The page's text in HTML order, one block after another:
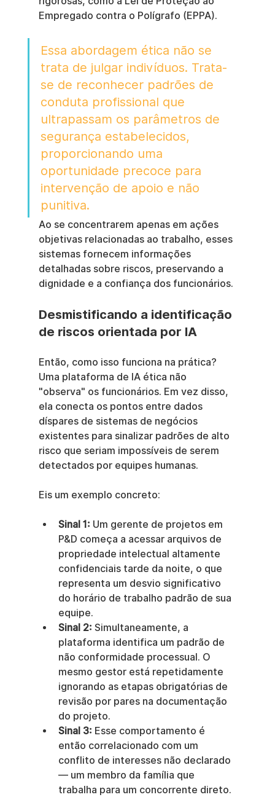
Empregado contra o Polígrafo (EPPA).
Essa abordagem ética não se
trata de julgar indivíduos. Trata-
se de reconhecer padrões de
conduta profissional que
ultrapassam os parâmetros de
segurança estabelecidos,
proporcionando uma
oportunidade precoce para
intervenção de apoio e não
punitiva.
Ao se concentrarem apenas em ações
objetivas relacionadas ao trabalho, esses
sistemas fornecem informações
detalhadas sobre riscos, preservando a
dignidade e a confiança dos funcionários.
Desmistificando a identificação
de riscos orientada por IA
Então, como isso funciona na prática?
Uma plataforma de IA ética não
"observa" os funcionários. Em vez disso,
ela conecta os pontos entre dados
díspares de sistemas de negócios
existentes para sinalizar padrões de alto
risco que seriam impossíveis de serem
detectados por equipes humanas.
Eis um exemplo concreto:
Sinal 1: Um gerente de projetos em
P&D começa a acessar arquivos de
propriedade intelectual altamente
confidenciais tarde da noite, o que
representa um desvio significativo
do horário de trabalho padrão de sua
equipe.
Sinal 2: Simultaneamente, a
plataforma identifica um padrão de
não conformidade processual. O
mesmo gestor está repetidamente
ignorando as etapas obrigatórias de
revisão por pares na documentação
do projeto.
Sinal 3: Esse comportamento é
então correlacionado com um
conflito de interesses não declarado
— um membro da família que
trabalha para um concorrente direto.